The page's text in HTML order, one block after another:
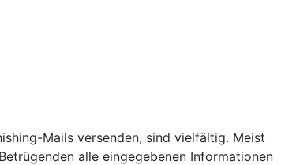
Mails versenden, sind vielfältig. Meist
alle eingegebenen Informationen